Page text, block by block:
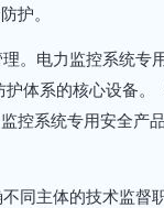
护。
。电力监控系统
体系的核心设备
控系统专用安全产
同主体的技术监